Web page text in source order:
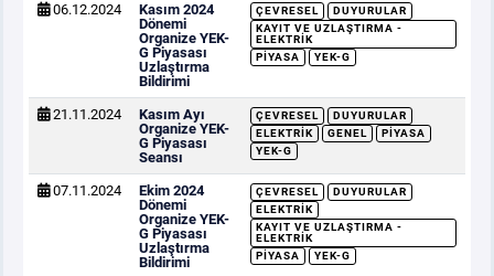
06.12.2024
Kasım 2024
Dönemi
Organize YEK-
G Piyasası
Uzlaştırma
Bildirimi
ÇEVRESEL
DUYURULAR
KAYIT VE UZLAŞTIRMA -
ELEKTRIK
PIYASA
YEK-G
21.11.2024
Kasım Ayı
Organize YEK-
G Piyasası
Seansı
ÇEVRESEL
DUYURULAR
ELEKTRIK
GENEL
PIYASA
YEK-G
07.11.2024
Ekim 2024
Dönemi
Organize YEK-
G Piyasası
Uzlaştırma
Bildirimi
ÇEVRESEL
DUYURULAR
ELEKTRIK
KAYIT VE UZLAŞTIRMA -
ELEKTRIK
PIYASA
YEK-G